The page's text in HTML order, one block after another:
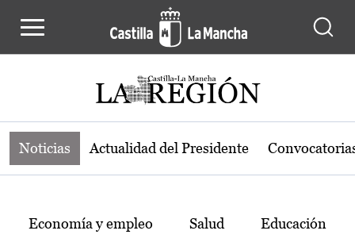
Noticias de la región de Castilla-La
Noticias Actualidad del Presidente
Temas
Economía y empleo Salud Educación